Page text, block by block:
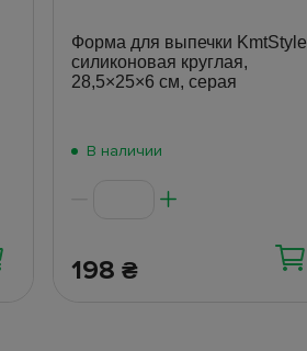
Форма для выпечки KmtStyle
силиконовая круглая,
28,5×25×6 см, серая
В наличии
198 ₴